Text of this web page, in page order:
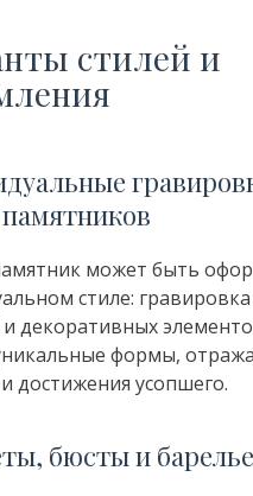
стилей и
может быть
стиле:
и декоративных
формы,
достижения усопшего.
бюсты и